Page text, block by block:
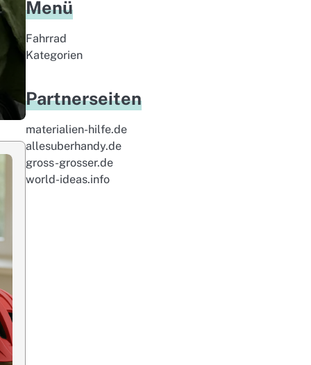
Menü
Fahrrad
Kategorien
Partnerseiten
materialien-hilfe.de
allesuberhandy.de
gross-grosser.de
world-ideas.info